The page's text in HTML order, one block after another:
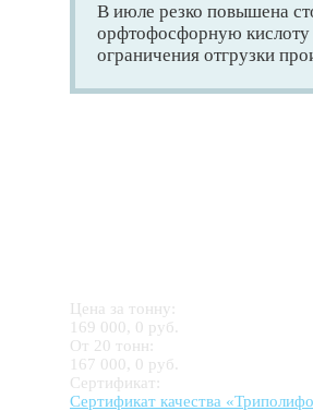
В июле резко повышена
орфтофосфорную
ограничения отгрузки
Цена за тонну:
169 000, 0 руб.
От 20 тонн:
167 000, 0 руб.
Сертификат:
Сертификат качества